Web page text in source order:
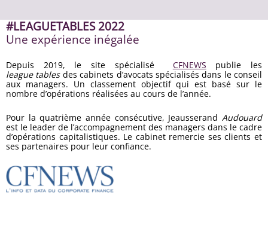
#LEAGUETABLES 2022
Une expérience inégalée
Depuis 2019, le site spécialisé CFNEWS publie les
league tablesdes cabinets d’avocats spécialisés dans le conseil
aux managers. Un classement objectif qui est basé sur le
nombre d’opérations réalisées au cours de l’année.
Pour la quatrième année consécutive, Jeausserand Audouard
est le leader de l’accompagnement des managers dans le cadre
d’opérations capitalistiques. Le cabinet remercie ses clients et
ses partenaires pour leur confiance.